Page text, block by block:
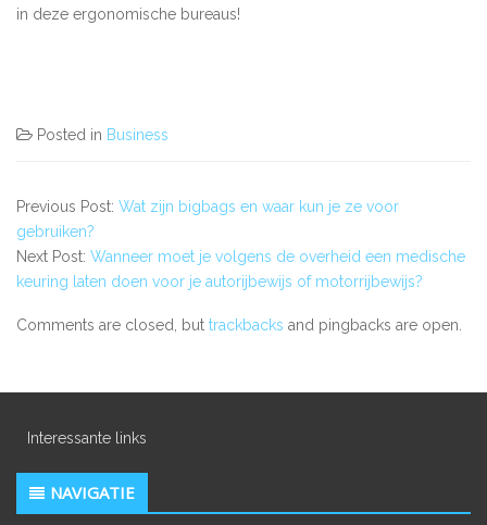
in deze ergonomische bureaus!
Posted in Business
Previous Post: Wat zijn bigbags en waar kun je ze voor
gebruiken?
Next Post: Wanneer moet je volgens de overheid een medische
keuring laten doen voor je autorijbewijs of motorrijbewijs?
Comments are closed, but trackbacks and pingbacks are open.
Interessante links
NAVIGATIE